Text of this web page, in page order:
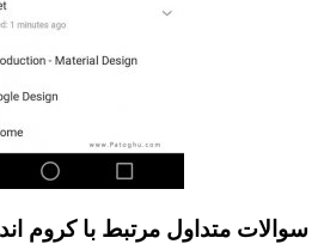
سوالات متداول مرتبط با کروم